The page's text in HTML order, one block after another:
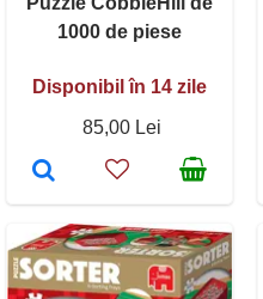
1000 de piese
Disponibil în 14 zile
85,00 Lei